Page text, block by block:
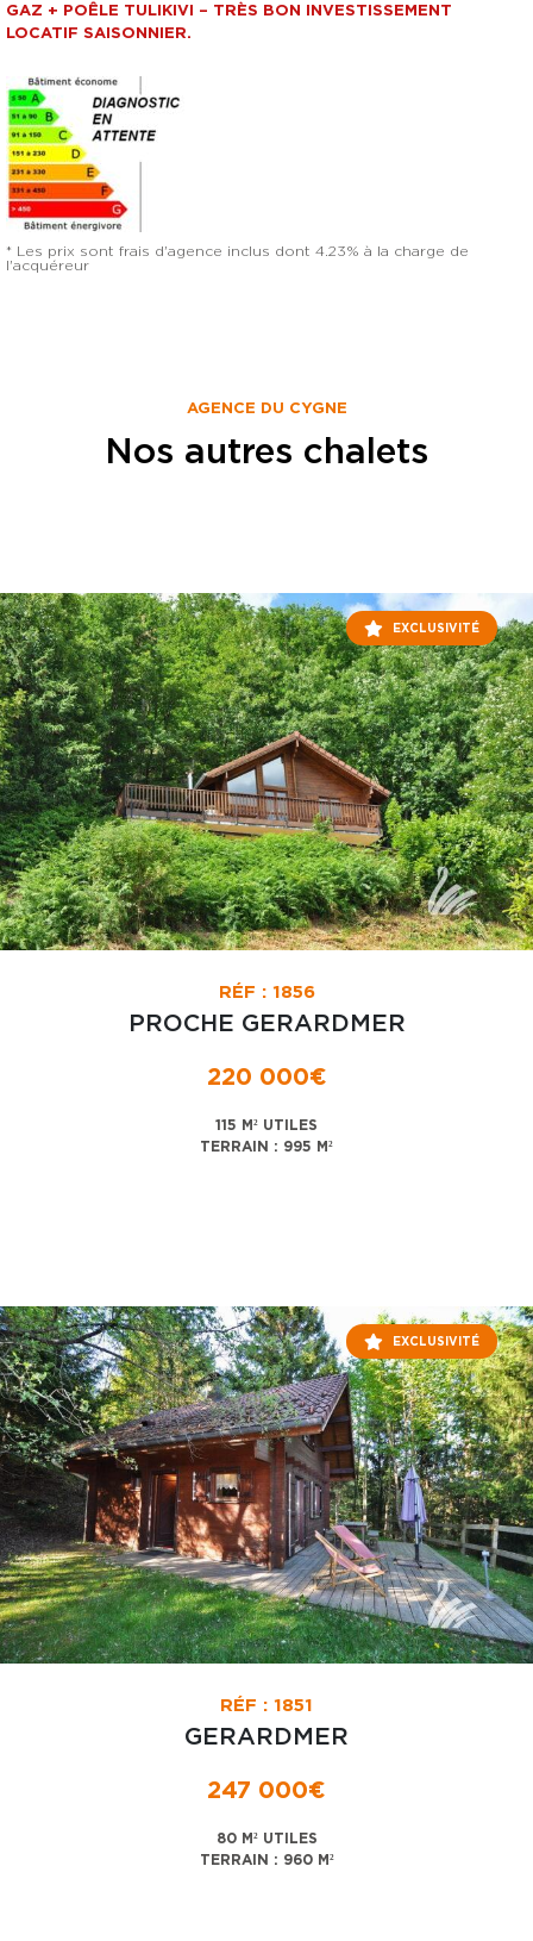
GAZ + POÊLE TULIKIVI – TRÈS BON INVESTISSEMENT
LOCATIF SAISONNIER.
* Les prix sont frais d'agence inclus dont 4.23% à la charge de
l'acquéreur
AGENCE DU CYGNE
Nos autres chalets
EXCLUSIVITÉ
RÉF : 1856
PROCHE GERARDMER
220 000€
115 M² UTILES
TERRAIN : 995 M²
EXCLUSIVITÉ
RÉF : 1851
GERARDMER
247 000€
80 M² UTILES
TERRAIN : 960 M²